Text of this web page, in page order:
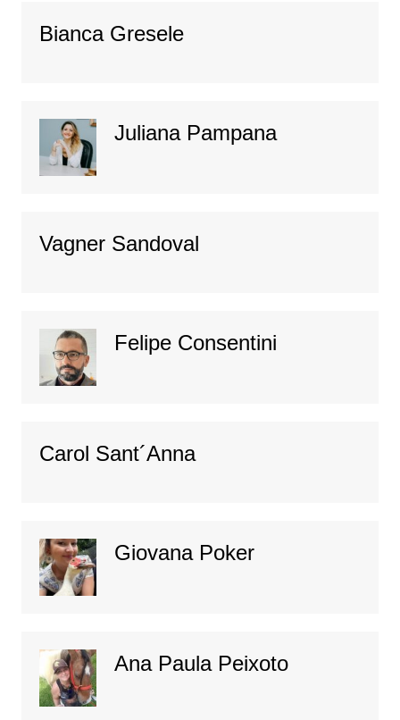
Bianca Gresele
Juliana Pampana
Vagner Sandoval
Felipe Consentini
Carol Sant´Anna
Giovana Poker
Ana Paula Peixoto